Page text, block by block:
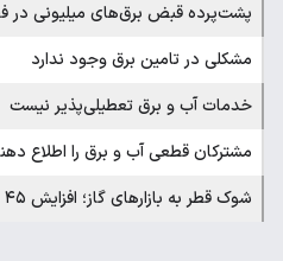
پشت‌پرده قبض برق‌های میلیونی
مشکلی در تامین برق وجود ندارد
خدمات آب و برق تعطیلی‌پذیر نیست
مشترکان قطعی آب و برق را اطلاع
شوک قطر به بازارهای گاز؛ افزایش ۴۵ درصدی قیمت در اروپا